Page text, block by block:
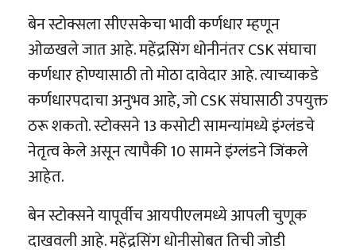
बेन स्टोक्सला सीएसकेचा भावी कर्णधार म्हणून
ओळखले जात आहे. महेंद्रसिंग धोनीनंतर CSK संघाचा
कर्णधार होण्यासाठी तो मोठा दावेदार आहे. त्याच्याकडे
कर्णधारपदाचा अनुभव आहे, जो CSK संघासाठी उपयुक्त
ठरू शकतो. स्टोक्सने 13 कसोटी सामन्यांमध्ये इंग्लंडचे
नेतृत्व केले असून त्यापैकी 10 सामने इंग्लंडने जिंकले
आहेत.
बेन स्टोक्सने यापूर्वीच आयपीएलमध्ये आपली चुणूक
दाखवली आहे. महेंद्रसिंग धोनीसोबत तिची जोडी